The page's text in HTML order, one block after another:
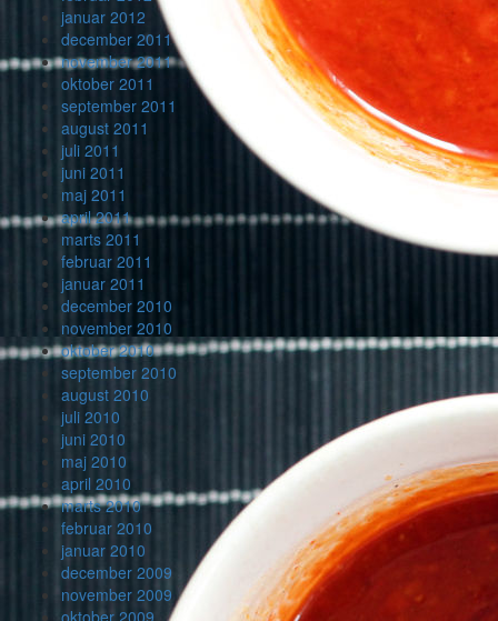
januar 2012
december 2011
november 2011
oktober 2011
september 2011
august 2011
juli 2011
juni 2011
maj 2011
april 2011
marts 2011
februar 2011
januar 2011
december 2010
november 2010
oktober 2010
september 2010
august 2010
juli 2010
juni 2010
maj 2010
april 2010
marts 2010
februar 2010
januar 2010
december 2009
november 2009
oktober 2009